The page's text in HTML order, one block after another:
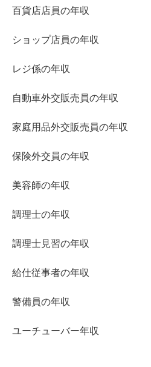
百貨店店員の年収
ショップ店員の年収
レジ係の年収
自動車外交販売員の年収
家庭用品外交販売員の年収
保険外交員の年収
美容師の年収
調理士の年収
調理士見習の年収
給仕従事者の年収
警備員の年収
ユーチューバー年収